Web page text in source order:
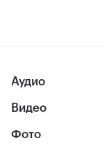
Аудио
Видео
Фото